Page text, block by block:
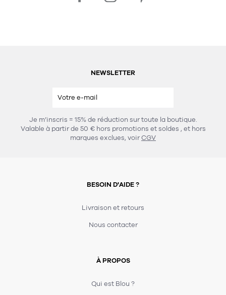
NEWSLETTER
Je m’inscris = 15% de réduction sur toute la boutique.
Valable à partir de 50 € hors promotions et soldes , et hors
marques exclues, voirCGV
BESOIN D'AIDE ?
Livraison et retours
Nous contacter
À PROPOS
Qui est Blou ?